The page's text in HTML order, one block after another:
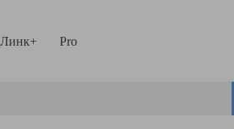
Линк+ Pro